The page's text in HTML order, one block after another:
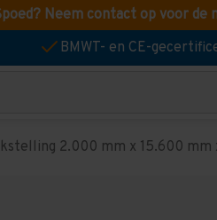
Neem contact op voor de
BMWT- en CE-
2.000 mm x 15.600 mm